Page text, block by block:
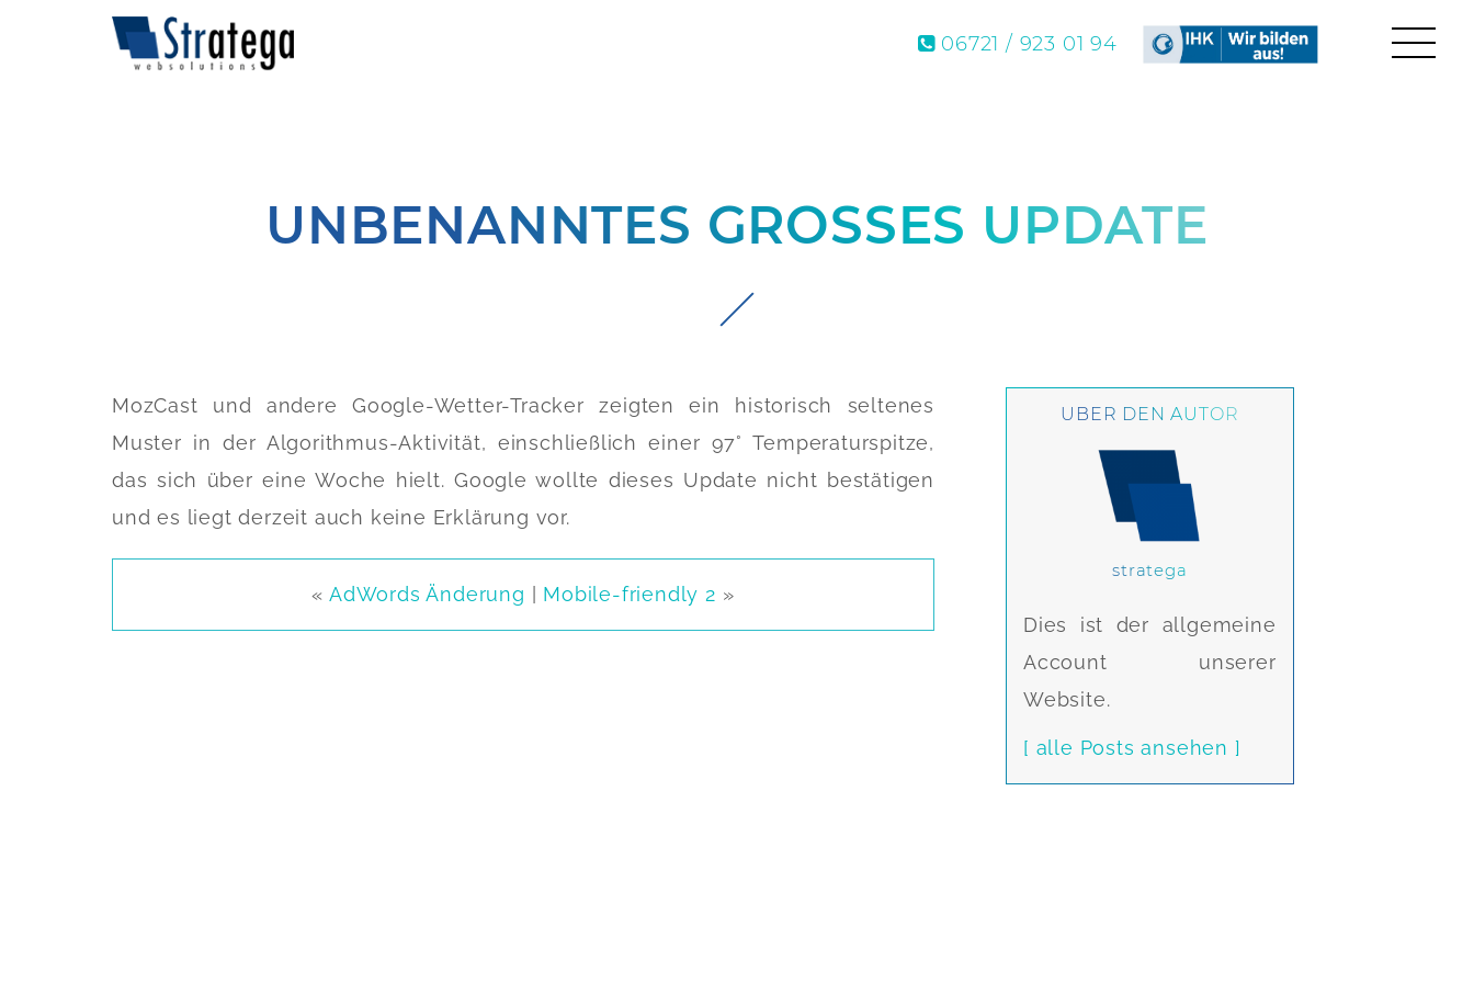
06721 / 923 01 94
UNBENANNTES GROSSES UPDATE
MozCast und andere Google-Wetter-Tracker zeigten ein historisch seltenes
Muster in der Algorithmus-Aktivität, einschließlich einer 97° Temperaturspitze,
das sich über eine Woche hielt. Google wollte dieses Update nicht bestätigen
und es liegt derzeit auch keine Erklärung vor.
«AdWords Änderung Mobile-friendly 2 »
ÜBER DEN AUTOR
stratega
Dies ist der allgemeine
Account unserer
Website.
[ alle Posts ansehen ]